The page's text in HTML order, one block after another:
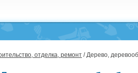
отделка, ремонт / Дерево,